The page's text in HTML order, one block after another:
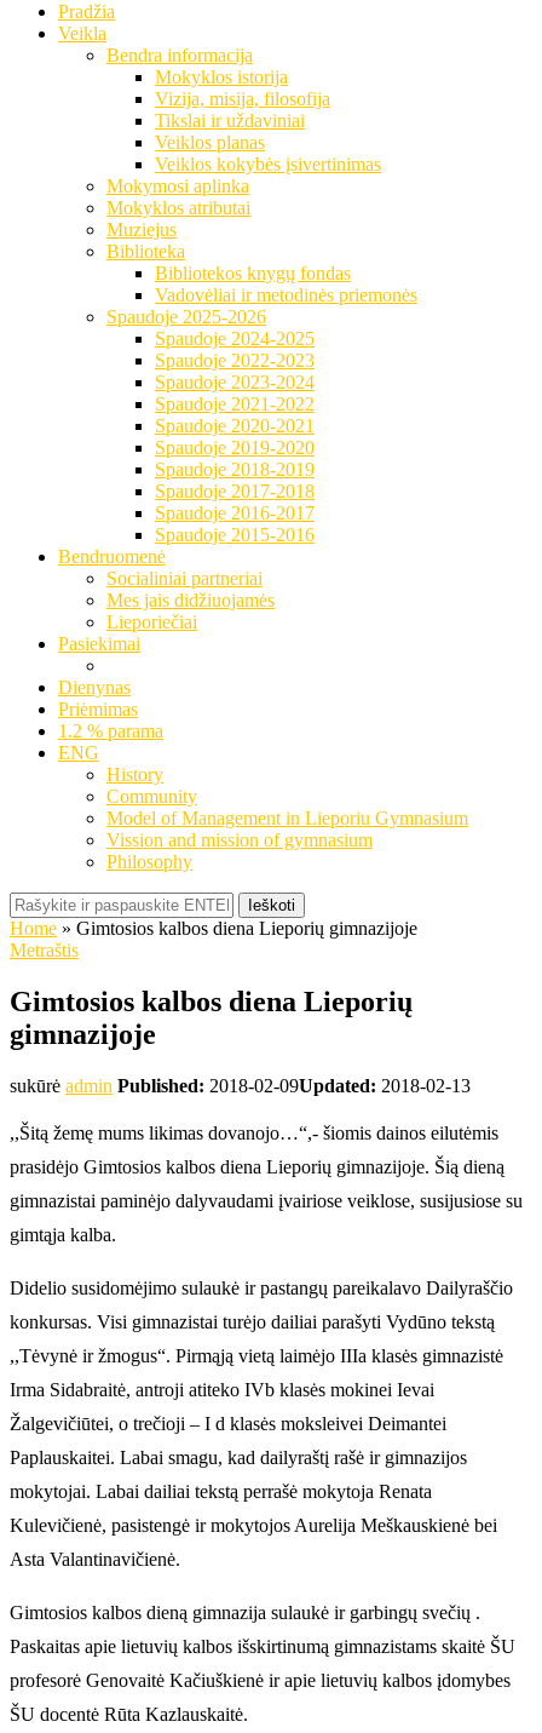
Pradžia
Veikla
Bendra informacija
Mokyklos istorija
Vizija, misija, filosofija
Tikslai ir uždaviniai
Veiklos planas
Veiklos kokybės įsivertinimas
Mokymosi aplinka
Mokyklos atributai
Muziejus
Biblioteka
Bibliotekos knygų fondas
Vadovėliai ir metodinės priemonės
Spaudoje 2025-2026
Spaudoje 2024-2025
Spaudoje 2022-2023
Spaudoje 2023-2024
Spaudoje 2021-2022
Spaudoje 2020-2021
Spaudoje 2019-2020
Spaudoje 2018-2019
Spaudoje 2017-2018
Spaudoje 2016-2017
Spaudoje 2015-2016
Bendruomenė
Socialiniai partneriai
Mes jais didžiuojamės
Lieporiečiai
Pasiekimai
Dienynas
Priėmimas
1.2 % parama
ENG
History
Community
Model of Management in Lieporiu Gymnasium
Vission and mission of gymnasium
Philosophy
Ieškoti
Home » Gimtosios kalbos diena Lieporių gimnazijoje
Metraštis
Gimtosios kalbos diena Lieporių
gimnazijoje
sukūrė admin Published: 2018-02-09Updated: 2018-02-13
,,Šitą žemę mums likimas dovanojo…“,- šiomis dainos eilutėmis
prasidėjo Gimtosios kalbos diena Lieporių gimnazijoje. Šią dieną
gimnazistai paminėjo dalyvaudami įvairiose veiklose, susijusiose su
gimtąja kalba.
Didelio susidomėjimo sulaukė ir pastangų pareikalavo Dailyraščio
konkursas. Visi gimnazistai turėjo dailiai parašyti Vydūno tekstą
,,Tėvynė ir žmogus“. Pirmąją vietą laimėjo IIIa klasės gimnazistė
Irma Sidabraitė, antroji atiteko IVb klasės mokinei Ievai
Žalgevičiūtei, o trečioji – I d klasės moksleivei Deimantei
Paplauskaitei. Labai smagu, kad dailyraštį rašė ir gimnazijos
mokytojai. Labai dailiai tekstą perrašė mokytoja Renata
Kulevičienė, pasistengė ir mokytojos Aurelija Meškauskienė bei
Asta Valantinavičienė.
Gimtosios kalbos dieną gimnazija sulaukė ir garbingų svečių .
Paskaitas apie lietuvių kalbos išskirtinumą gimnazistams skaitė ŠU
profesorė Genovaitė Kačiuškienė ir apie lietuvių kalbos įdomybes
ŠU docentė Rūta Kazlauskaitė.